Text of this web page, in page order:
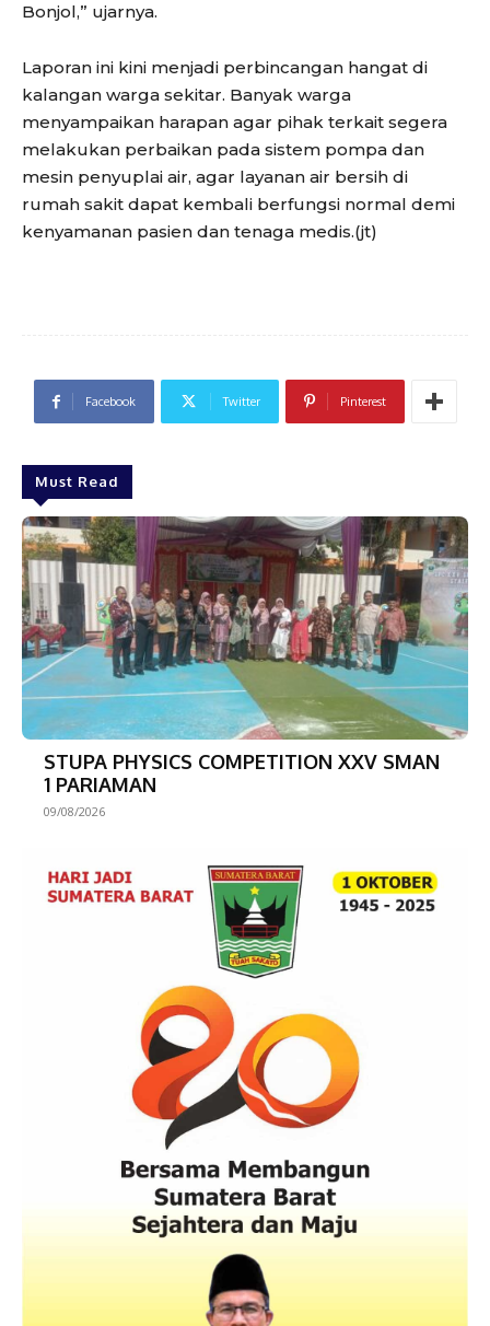
Bonjol,” ujarnya.
Laporan ini kini menjadi perbincangan hangat di
kalangan warga sekitar. Banyak warga
menyampaikan harapan agar pihak terkait segera
melakukan perbaikan pada sistem pompa dan
mesin penyuplai air, agar layanan air bersih di
rumah sakit dapat kembali berfungsi normal demi
kenyamanan pasien dan tenaga medis.(jt)
Facebook Twitter Pinterest
Must Read
STUPA PHYSICS COMPETITION XXV SMAN
1 PARIAMAN
09/08/2026